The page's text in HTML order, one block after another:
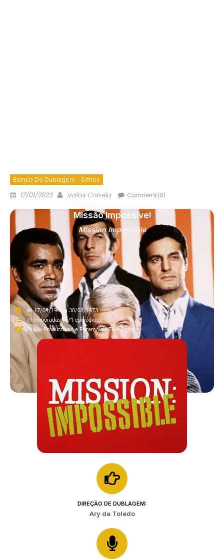
Elenco De Dublagem - Séries
17/01/2023 Izaías Correia Comment(0)
Mission Impossible
Missão Impossível
de 17/09/1966 a 30/03/1973.
7 temporadas (171 episódios).
Desilu Productions e Paramount Television.
DIREÇÃO DE DUBLAGEM:
Ary de Toledo